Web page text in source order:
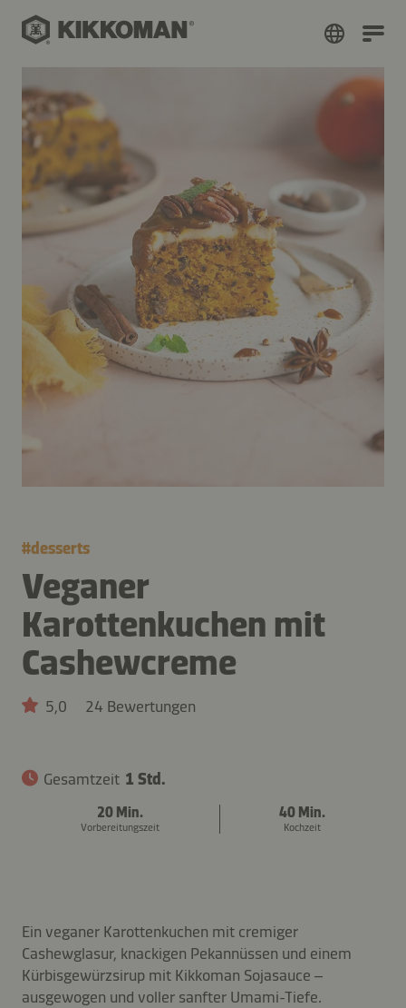
#desserts
Veganer
Karottenkuchen mit
Cashewcreme
5,0 24 Bewertungen
Gesamtzeit 1 Std.
20 Min.
Vorbereitungszeit
40 Min.
Kochzeit
Ein veganer Karottenkuchen mit cremiger
Cashewglasur, knackigen Pekannüssen und einem
Kürbisgewürzsirup mit Kikkoman Sojasauce –
ausgewogen und voller sanfter Umami-Tiefe.